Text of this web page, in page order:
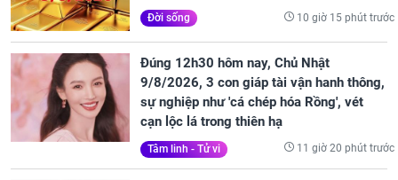
Đời sống 10 giờ 15 phút trước
Đúng 12h30 hôm nay, Chủ Nhật
9/8/2026, 3 con giáp tài vận hanh thông,
sự nghiệp như 'cá chép hóa Rồng', vét
cạn lộc lá trong thiên hạ
Tâm linh - Tử vi 11 giờ 20 phút trước